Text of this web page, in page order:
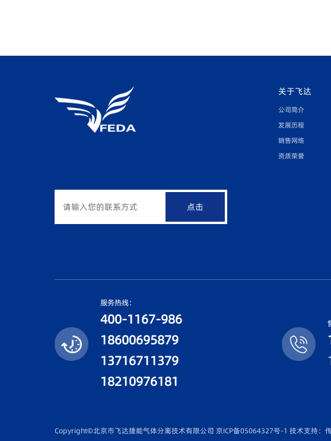
点击
关于飞达
公司简介
发展历程
销售网络
资质荣誉
服务热线：
400-1167-986
18600695879
13716711379
18210976181
Copyright©北京市飞达捷能气体分离技术有限公司 京ICP备05064327号-1 技术支持：